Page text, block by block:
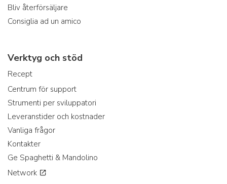
Bliv återförsäljare
Consiglia ad un amico
Verktyg och stöd
Recept
Centrum för support
Strumenti per sviluppatori
Leveranstider och kostnader
Vanliga frågor
Kontakter
Ge Spaghetti & Mandolino
Network